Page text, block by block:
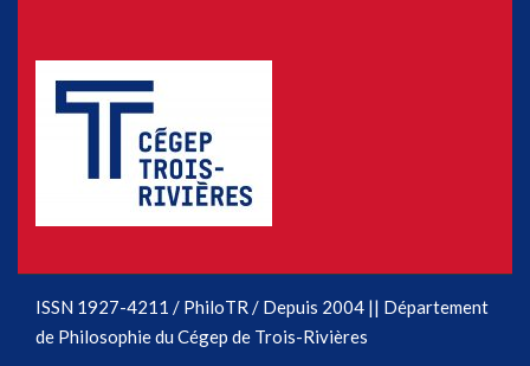
ISSN 1927-4211 / PhiloTR / Depuis 2004 || Département
de Philosophie du Cégep de Trois-Rivières